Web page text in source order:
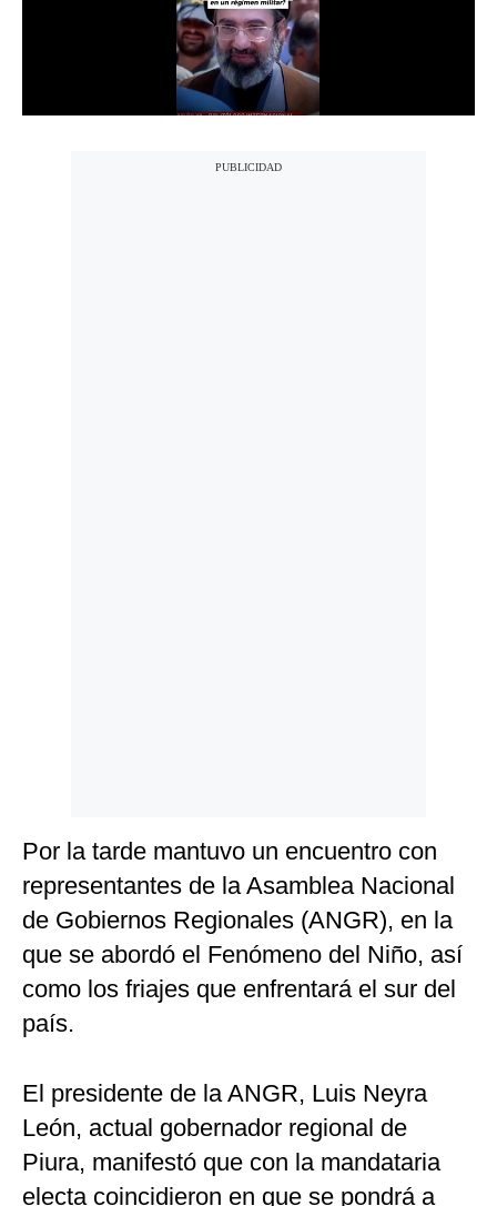
Gestión TV
Por la tarde mantuvo un encuentro con
representantes de la Asamblea Nacional
de Gobiernos Regionales (ANGR), en la
que se abordó el Fenómeno del Niño, así
como los friajes que enfrentará el sur del
país.
El presidente de la ANGR, Luis Neyra
León, actual gobernador regional de
Piura, manifestó que con la mandataria
electa coincidieron en que se pondrá a